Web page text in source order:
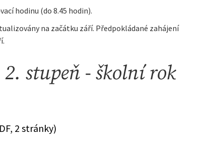
hodinu (do 8.45 hodin).
na začátku září. Předpokládané zahájení
stupeň - školní rok
2 stránky)